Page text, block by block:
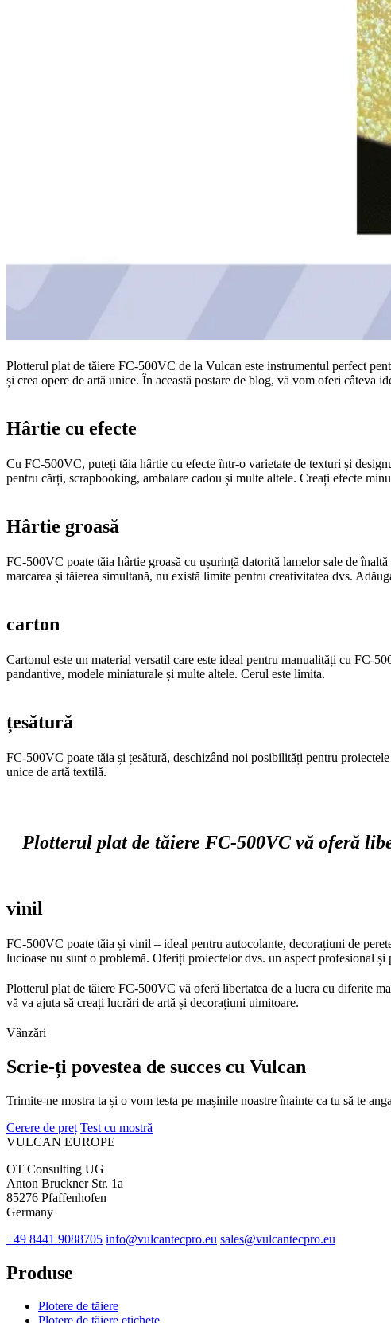
Plotterul plat de tăiere FC-500VC de la Vulcan este instrumentul perfect
și crea opere de artă unice. În această postare de blog, vă vom oferi
Hârtie cu efecte
Cu FC-500VC, puteți tăia hârtie cu efecte într-o varietate de texturi și
pentru cărți, scrapbooking, ambalare cadou și multe altele. Creați efecte
Hârtie groasă
FC-500VC poate tăia hârtie groasă cu ușurință datorită lamelor sale de
marcarea și tăierea simultană, nu există limite pentru creativitatea dvs.
carton
Cartonul este un material versatil care este ideal pentru manualități cu FC-
pandantive, modele miniaturale și multe altele. Cerul este limita.
țesătură
FC-500VC poate tăia și țesătură, deschizând noi posibilități pentru
unice de artă textilă.
Plotterul plat de tăiere FC-500VC vă oferă
vinil
FC-500VC poate tăia și vinil – ideal pentru autocolante, decorațiuni de
lucioase nu sunt o problemă. Oferiți proiectelor dvs. un aspect profesional și
Plotterul plat de tăiere FC-500VC vă oferă libertatea de a lucra cu diferite
vă va ajuta să creați lucrări de artă și decorațiuni uimitoare.
Vânzări
Scrie-ți povestea de succes cu Vulcan
Trimite-ne mostra ta și o vom testa pe mașinile noastre înainte ca tu să te
Cerere de preț Test cu mostră
VULCAN EUROPE
OT Consulting UG
Anton Bruckner Str. 1a
85276 Pfaffenhofen
Germany
+49 8441 9088705 info@vulcantecpro.eu sales@vulcantecpro.eu
Produse
Plotere de tăiere